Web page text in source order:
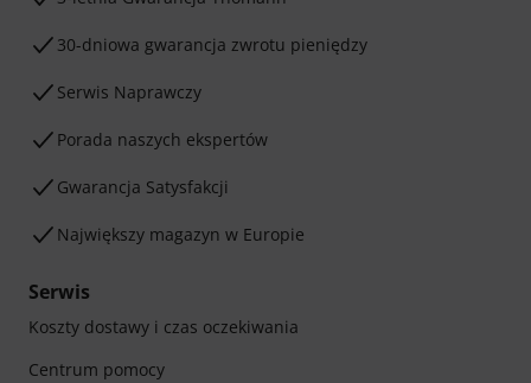
30-dniowa gwarancja zwrotu pieniędzy
Serwis Naprawczy
Porada naszych ekspertów
Gwarancja Satysfakcji
Największy magazyn w Europie
Serwis
Koszty dostawy i czas oczekiwania
Centrum pomocy